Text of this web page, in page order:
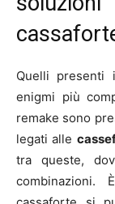
Quelli
enigmi più
remake sono
legati alle
tra queste,
combinazioni.